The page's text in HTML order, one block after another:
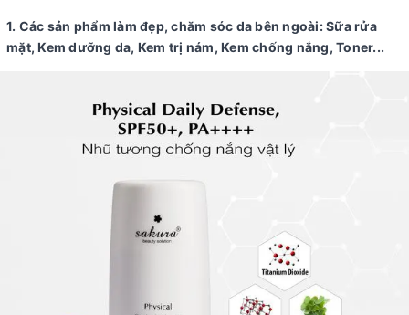
1. Các sản phẩm làm đẹp, chăm sóc da bên ngoài: Sữa rửa
mặt, Kem dưỡng da, Kem trị nám, Kem chống nắng, Toner...